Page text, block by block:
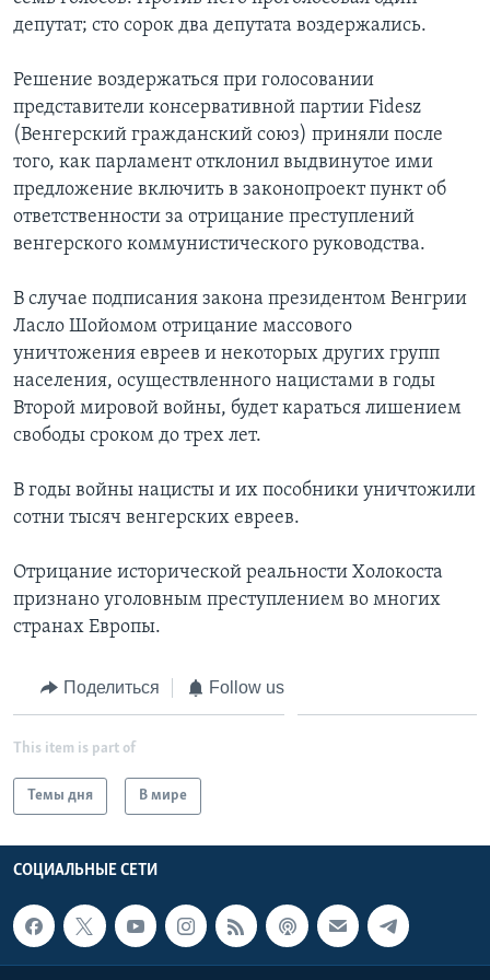
Learning English
Языки
депутат; сто сорок два депутата воздержались.
Решение воздержаться при голосовании
представители консервативной партии Fidesz
(Венгерский гражданский союз) приняли после
того, как парламент отклонил выдвинутое ими
предложение включить в законопроект пункт об
ответственности за отрицание преступлений
венгерского коммунистического руководства.
В случае подписания закона президентом Венгрии
Ласло Шойомом отрицание массового
уничтожения евреев и некоторых других групп
населения, осуществленного нацистами в годы
Второй мировой войны, будет караться лишением
свободы сроком до трех лет.
В годы войны нацисты и их пособники уничтожили
сотни тысяч венгерских евреев.
Отрицание исторической реальности Холокоста
признано уголовным преступлением во многих
странах Европы.
Поделиться Follow us
This item is part of
Темы дня В мире
СОЦИАЛЬНЫЕ СЕТИ